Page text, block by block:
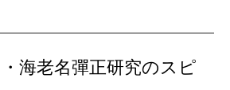
海老名彈正研究のスピ